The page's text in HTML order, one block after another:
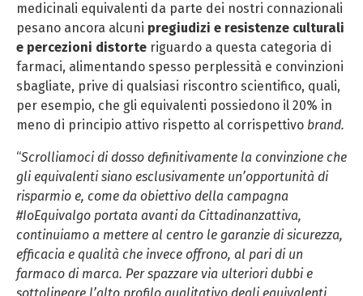
medicinali equivalenti da parte dei nostri connazionali
pesano ancora alcuni pregiudizi e resistenze culturali
e percezioni distorte riguardo a questa categoria di
farmaci, alimentando spesso perplessità e convinzioni
sbagliate, prive di qualsiasi riscontro scientifico, quali,
per esempio, che gli equivalenti possiedono il 20% in
meno di principio attivo rispetto al corrispettivo brand.
“Scrolliamoci di dosso definitivamente la convinzione che
gli equivalenti siano esclusivamente un’opportunità di
risparmio e, come da obiettivo della campagna
#IoEquivalgo portata avanti da Cittadinanzattiva,
continuiamo a mettere al centro le garanzie di sicurezza,
efficacia e qualità che invece offrono, al pari di un
farmaco di marca. Per spazzare via ulteriori dubbi e